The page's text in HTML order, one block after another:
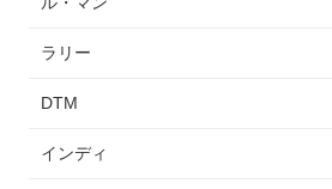
ラリー
DTM
インディ